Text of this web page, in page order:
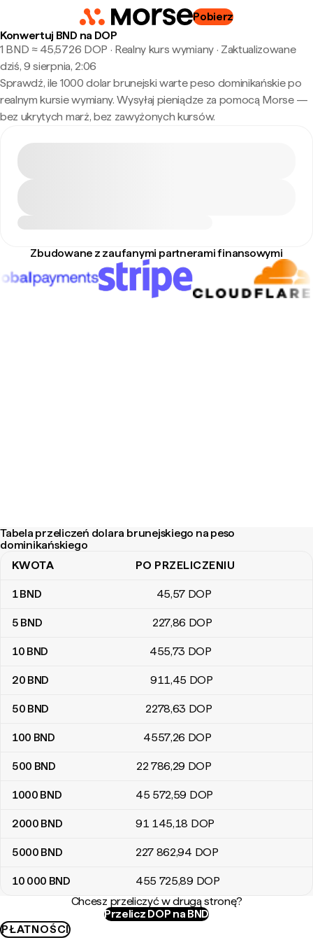
Pobierz
Konwertuj BND na DOP
1 BND ≈ 45,5726 DOP · Realny kurs wymiany· Zaktualizowane
dziś, 9 sierpnia, 2:06
Sprawdź, ile 1000 dolar brunejski warte peso dominikańskie po
realnym kursie wymiany. Wysyłaj pieniądze za pomocą Morse —
bez ukrytych marż, bez zawyżonych kursów.
Zbudowane z zaufanymi partnerami finansowymi
Tabela przeliczeń dolara brunejskiego na peso
dominikańskiego
Tabela przeliczeń dolara brunejskiego na peso dominikańskiego
KWOTA PO PRZELICZENIU
1BND 45,57 DOP
5 BND 227,86 DOP
10 BND 455,73 DOP
20 BND 911,45 DOP
50 BND 2278,63 DOP
100 BND 4557,26 DOP
500 BND 22 786,29 DOP
1000 BND 45 572,59 DOP
2000 BND 91 145,18 DOP
5000 BND 227 862,94 DOP
10 000 BND 455 725,89 DOP
Chcesz przeliczyć w drugą stronę?
Przelicz DOP na BND
PŁATNOŚCI